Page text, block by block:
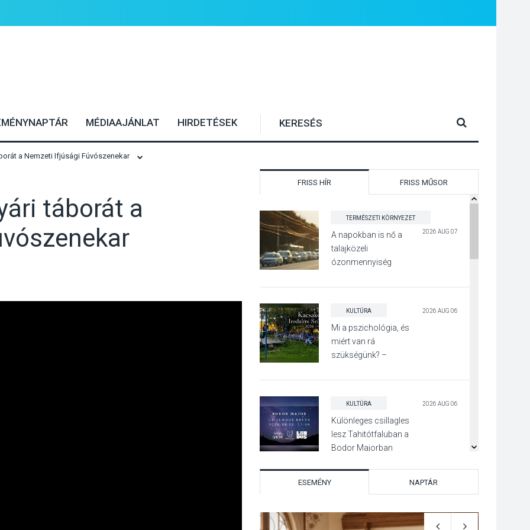
MÉDIAAJÁNLAT HIRDETÉSEK
a Nemzeti Ifjúsági Fúvószenekar
táborát a
FRISS HÍR FRISS MŰSOR
TERMÉSZETI KÖRNYEZET
2026 AUG 07
A napokban is nő a
talajközeli
ózonmennyiség
KULTÚRA 2026 AUG 06
Mi a pszichológia, és
miért van rá
szükségünk? –
Irodalmi Színpadon
KULTÚRA 2026 AUG 06
Különleges csillagles
lesz Tahitótfaluban a
Bodor Majorban
KULTÚRA 2026 AUG 06
Színek, közösség és
hagyomány – kiállítás
ESEMÉNY NAPTÁR